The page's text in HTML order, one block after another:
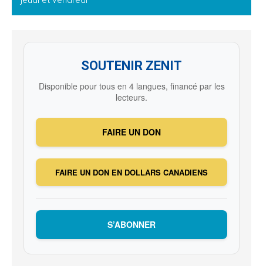
SOUTENIR ZENIT
Disponible pour tous en 4 langues, financé par les
lecteurs.
FAIRE UN DON
FAIRE UN DON EN DOLLARS CANADIENS
S’ABONNER